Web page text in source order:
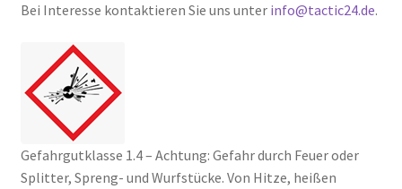
Bei Interesse kontaktieren Sie uns unter info@tactic24.de.
Gefahrgutklasse 1.4 – Achtung: Gefahr durch Feuer oder
Splitter, Spreng- und Wurfstücke. Von Hitze, heißen